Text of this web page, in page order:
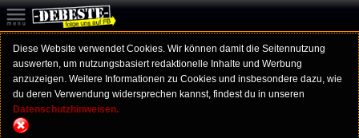
Diese Website verwendet Cookies. Wir können damit die Seitennutzung
auswerten, um nutzungsbasiert redaktionelle Inhalte und Werbung
anzuzeigen. Weitere Informationen zu Cookies und insbesondere dazu, wie
du deren Verwendung widersprechen kannst, findest du in unseren
Datenschutzhinweisen.